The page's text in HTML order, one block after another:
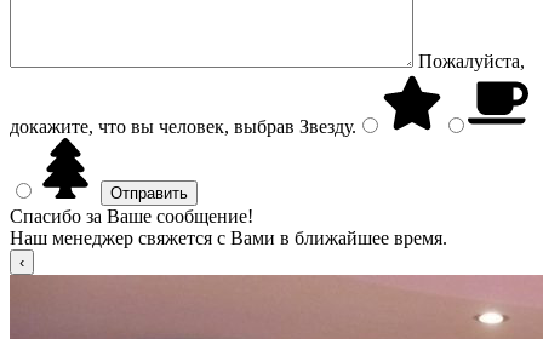
Пожалуйста,
докажите, что вы человек, выбрав Звезду.
Спасибо за Ваше сообщение!
Наш менеджер свяжется с Вами в ближайшее время.